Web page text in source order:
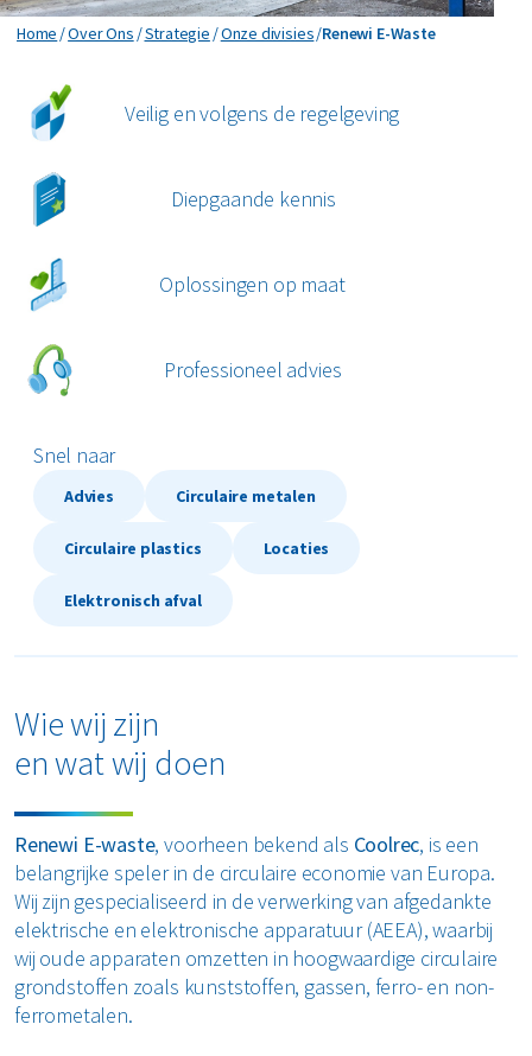
MyRenewi
ons
Home Over Ons Strategie Onze divisiesRenewi E-Waste
Renewi E-Waste
Veilig en volgens de regelgeving
Diepgaande kennis
Oplossingen op maat
Professioneel advies
Snel naar
Advies Circulaire metalen
Circulaire plastics Locaties
Elektronisch afval
Wie wij zijn
en wat wij doen
Renewi E-waste, voorheen bekend als Coolrec, is een
belangrijke speler in de circulaire economie van Europa.
Wij zijn gespecialiseerd in de verwerking van afgedankte
elektrische en elektronische apparatuur (AEEA), waarbij
wij oude apparaten omzetten in hoogwaardige circulaire
grondstoffen zoals kunststoffen, gassen, ferro- en non-
ferrometalen.